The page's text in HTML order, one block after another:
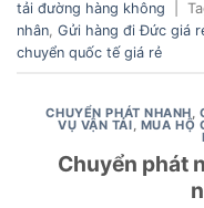
tải đường hàng không
nhân Gửi hàng đi Đức giá
chuyển quốc tế giá rẻ
CHUYỂN PHÁT NHANH,
VỤ VẬN TẢI, MUA HỘ
Chuyển phát